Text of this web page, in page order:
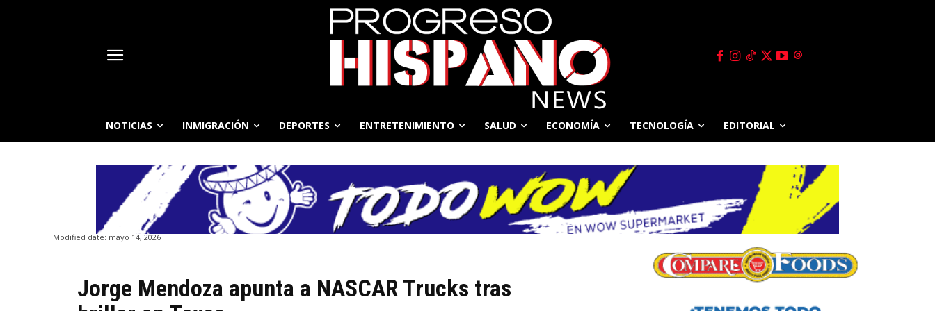
NOTICIAS INMIGRACIÓN DEPORTES ENTRETENIMIENTO SALUD ECONOMÍA TECNOLOGÍA EDITORIAL
Modified date: mayo 14, 2026
Jorge Mendoza apunta a NASCAR Trucks tras